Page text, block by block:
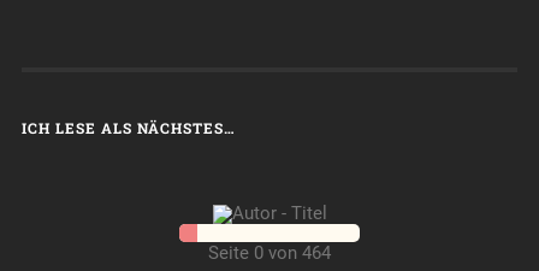
ICH LESE ALS NÄCHSTES…
Seite 0 von 464